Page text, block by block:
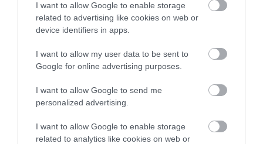
I want to allow Google to enable storage
related to advertising like cookies on web or
device identifiers in apps.
I want to allow my user data to be sent to
Google for online advertising purposes.
I want to allow Google to send me
personalized advertising.
I want to allow Google to enable storage
related to analytics like cookies on web or
ΦΑΡΜΑΚΑ
Ανατροπή δεδομένων στα εμβόλια
mRNA: Οι εμβολιασμένοι πεθαίνουν
πλέον στις ΗΠΑ από COVID-19